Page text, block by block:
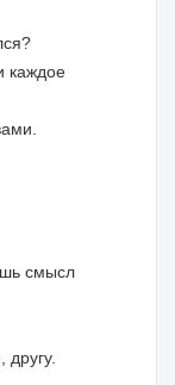
каждое
смысл